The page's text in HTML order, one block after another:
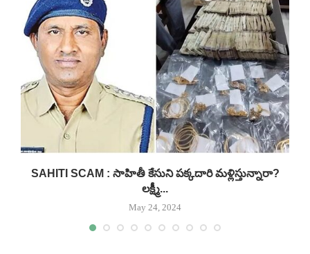
SAHITI SCAM : సాహితీ కేసుని పక్కదారి మళ్లిస్తున్నారా?
లక్ష్మీ...
May 24, 2024